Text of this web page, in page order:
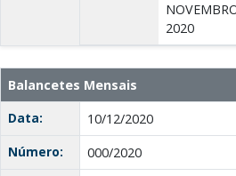
2020
Balancetes Mensais
Data:
10/12/2020
Número:
000/2020